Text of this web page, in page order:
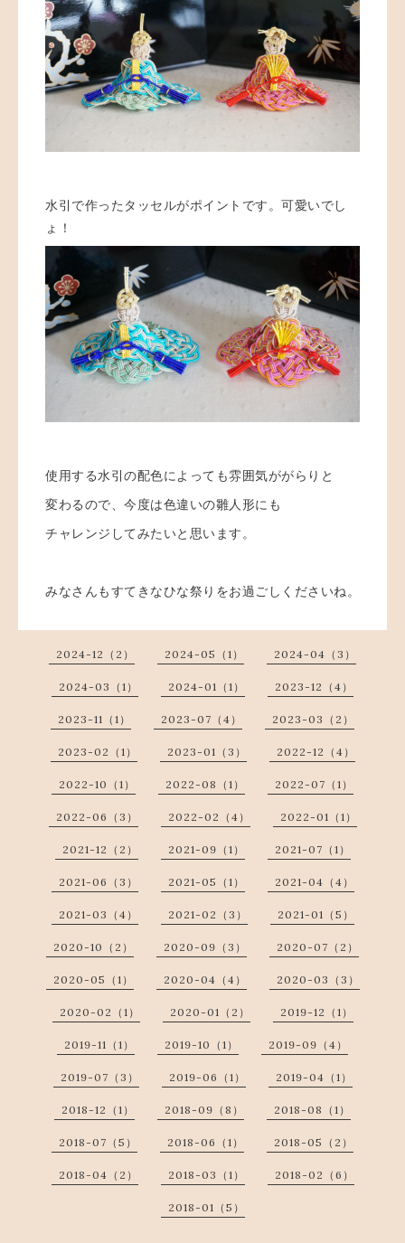
水引で作ったタッセルがポイントです。可愛いでし
ょ！
使用する水引の配色によっても雰囲気ががらりと
変わるので、今度は色違いの雛人形にも
チャレンジしてみたいと思います。
みなさんもすてきなひな祭りをお過ごしくださいね。
2024-12（2） 2024-05（1） 2024-04（3）
2024-03（1） 2024-01（1） 2023-12（4）
2023-11（1） 2023-07（4） 2023-03（2）
2023-02（1） 2023-01（3） 2022-12（4）
2022-10（1） 2022-08（1） 2022-07（1）
2022-06（3） 2022-02（4） 2022-01（1）
2021-12（2） 2021-09（1） 2021-07（1）
2021-06（3） 2021-05（1） 2021-04（4）
2021-03（4） 2021-02（3） 2021-01（5）
2020-10（2） 2020-09（3） 2020-07（2）
2020-05（1） 2020-04（4） 2020-03（3）
2020-02（1） 2020-01（2） 2019-12（1）
2019-11（1） 2019-10（1） 2019-09（4）
2019-07（3） 2019-06（1） 2019-04（1）
2018-12（1） 2018-09（8） 2018-08（1）
2018-07（5） 2018-06（1） 2018-05（2）
2018-04（2） 2018-03（1） 2018-02（6）
2018-01（5）